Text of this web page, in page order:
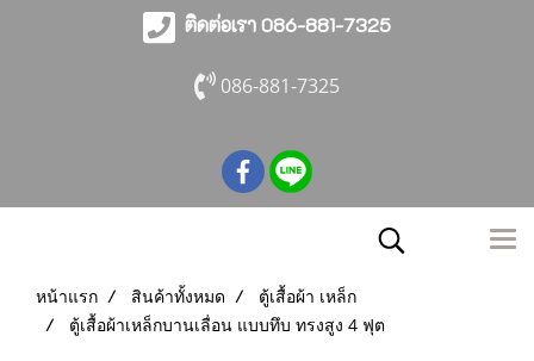
ติดต่อเรา 086-881-7325
086-881-7325
หน้าแรก สินค้าทั้งหมด
ตู้เสื้อผ้า เหล็ก
ตู้เสื้อผ้าเหล็กบานเลื่อน แบบทึบ ทรงสูง 4 ฟุต